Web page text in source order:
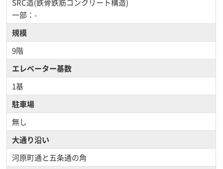
SRC造(鉄骨鉄筋コンクリート構造)
一部：-
規模
9階
エレベーター基数
1基
駐車場
無し
大通り沿い
河原町通と五条通の角